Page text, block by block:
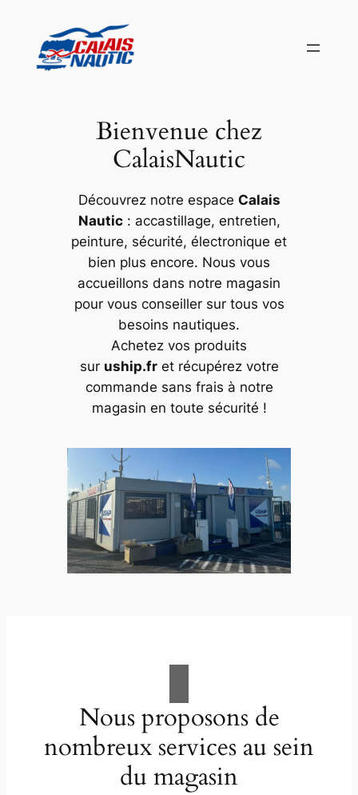
contenu
Bienvenue chez
CalaisNautic
Découvrez notre espace Calais
Nautic: accastillage, entretien,
peinture, sécurité, électronique et
bien plus encore. Nous vous
accueillons dans notre magasin
pour vous conseiller sur tous vos
besoins nautiques.
Achetez vos produits
sur uship.fret récupérez votre
commande sans frais à notre
magasin en toute sécurité !
Nous proposons de
nombreux services au sein
du magasin